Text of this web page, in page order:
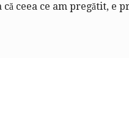
ceea ce am pregătit,